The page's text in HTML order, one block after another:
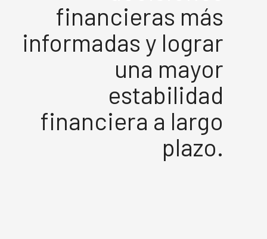
financieras más
informadas y lograr
una mayor
estabilidad
financiera a largo
plazo.